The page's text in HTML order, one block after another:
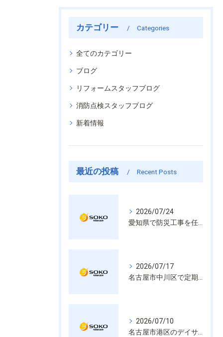
カテゴリー Categories
全てのカテゴリー
ブログ
リフォームスタッフブログ
消防点検スタッフブログ
新着情報
最近の投稿 Recent Posts
2026/07/24
2026/07/17
2026/07/10